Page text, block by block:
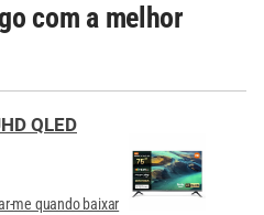
com a melhor
QLED
me quando baixar